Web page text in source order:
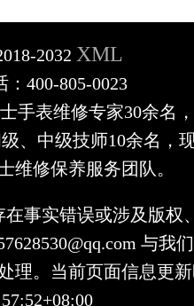
2032 XML
400-805-0023
手表维修专家30余名
、中级技师10余名，
维修保养服务团队。
事实错误或涉及版权
与我
理。当前页面信息更